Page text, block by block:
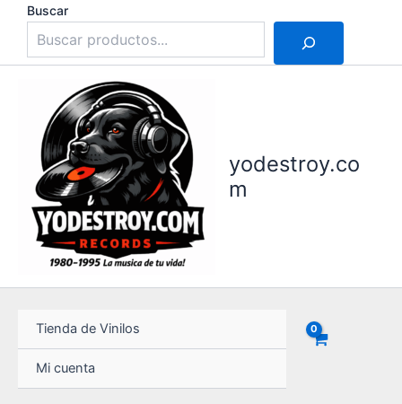
contenido
Buscar
yodestroy.co
m
Tienda de Vinilos
Mi cuenta